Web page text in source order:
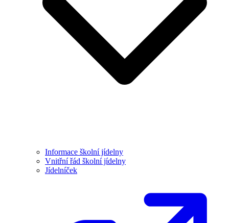
Informace školní jídelny
Vnitřní řád školní jídelny
Jídelníček